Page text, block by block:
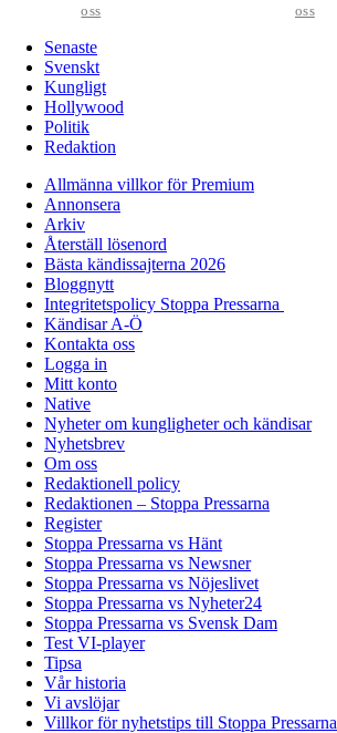
oss
oss
Senaste
Svenskt
Kungligt
Hollywood
Politik
Redaktion
Allmänna villkor för Premium
Annonsera
Arkiv
Återställ lösenord
Bästa kändissajterna 2026
Bloggnytt
Integritetspolicy Stoppa Pressarna
Kändisar A-Ö
Kontakta oss
Logga in
Mitt konto
Native
Nyheter om kungligheter och kändisar
Nyhetsbrev
Om oss
Redaktionell policy
Redaktionen – Stoppa Pressarna
Register
Stoppa Pressarna vs Hänt
Stoppa Pressarna vs Newsner
Stoppa Pressarna vs Nöjeslivet
Stoppa Pressarna vs Nyheter24
Stoppa Pressarna vs Svensk Dam
Test VI-player
Tipsa
Vår historia
Vi avslöjar
Villkor för nyhetstips till Stoppa Pressarna